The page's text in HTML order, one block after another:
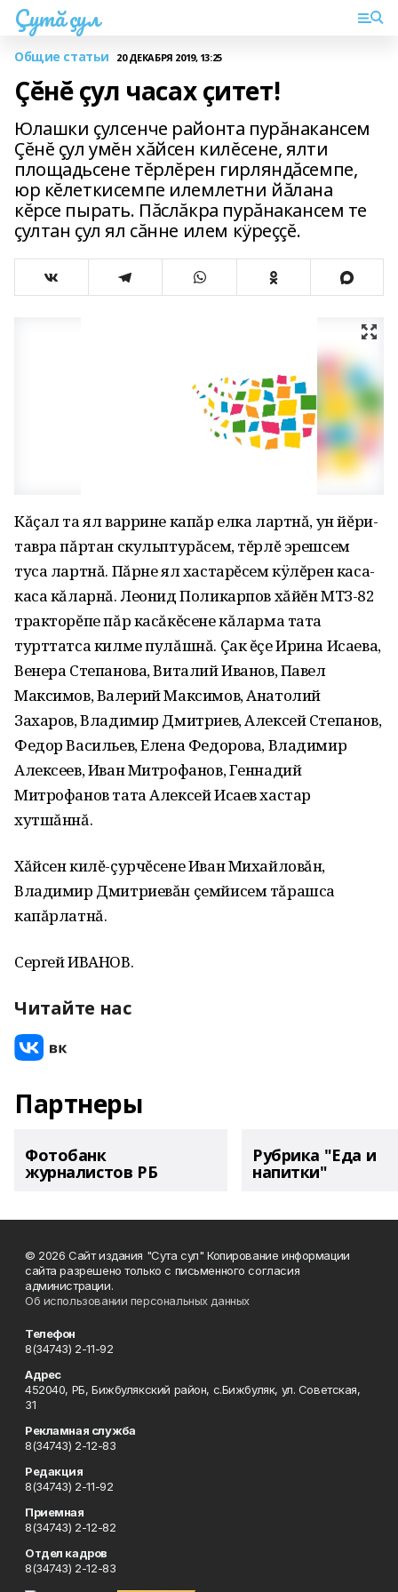
Çутă çул
Общие статьи 20 ДЕКАБРЯ 2019, 13:25
Çĕнĕ çул часах çитет!
Юлашки çулсенче районта пурăнакансем
Çĕнĕ çул умĕн хăйсен килĕсене, ялти
площадьсене тĕрлĕрен гирляндăсемпе,
юр кĕлеткисемпе илемлетни йăлана
кĕрсе пырать. Пăслăкра пурăнакансем те
çултан çул ял сăнне илем кÿреççĕ.
Кăçал та ял варрине капăр елка лартнă, ун йĕри-
тавра пăртан скульптурăсем, тĕрлĕ эрешсем
туса лартнă. Пăрне ял хастарĕсем кÿлĕрен каса-
каса кăларнă. Леонид Поликарпов хăйĕн МТЗ-82
тракторĕпе пăр касăкĕсене кăларма тата
турттатса килме пулăшнă. Çак ĕçе Ирина Исаева,
Венера Степанова, Виталий Иванов, Павел
Максимов, Валерий Максимов, Анатолий
Захаров, Владимир Дмитриев, Алексей Степанов,
Федор Васильев, Елена Федорова, Владимир
Алексеев, Иван Митрофанов, Геннадий
Митрофанов тата Алексей Исаев хастар
хутшăннă.
Хăйсен килĕ-çурчĕсене Иван Михайловăн,
Владимир Дмитриевăн çемйисем тăрашса
капăрлатнă.
Сергей ИВАНОВ.
Читайте нас
Партнеры
Фотобанк
журналистов РБ
Рубрика "Еда и
напитки"
© 2026 Сайт издания "Сута сул" Копирование информации
сайта разрешено только с письменного согласия
администрации.
Об использовании персональных данных
Телефон
8(34743) 2-11-92
Адрес
452040, РБ, Бижбулякский район, с.Бижбуляк, ул. Советская,
31
Рекламная служба
8(34743) 2-12-83
Редакция
8(34743) 2-11-92
Приемная
8(34743) 2-12-82
Отдел кадров
8(34743) 2-12-83